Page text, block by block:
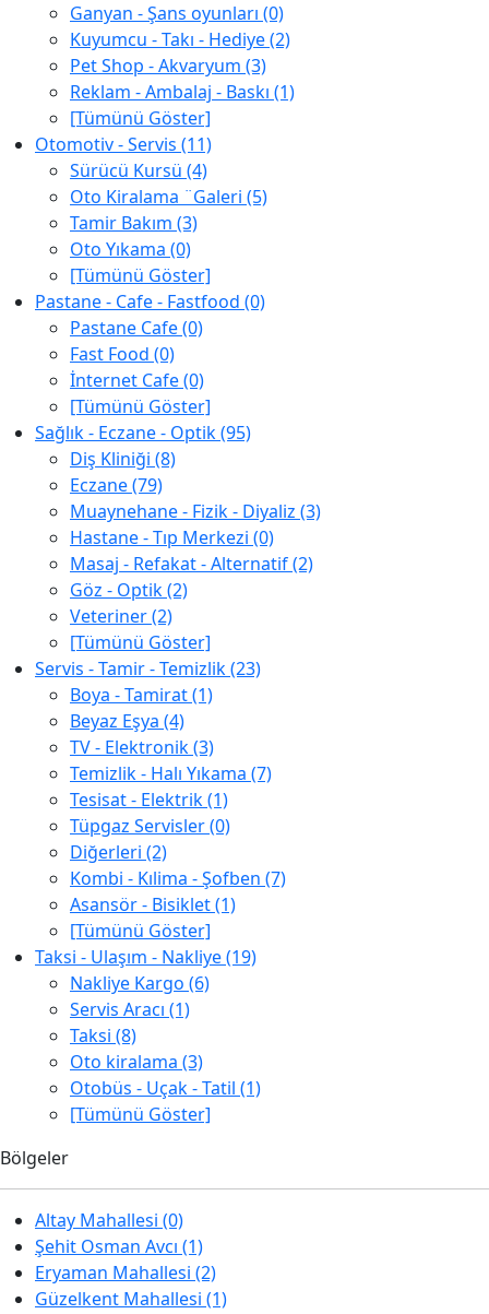
Ganyan - Şans oyunları (0)
Kuyumcu - Takı - Hediye (2)
Pet Shop - Akvaryum (3)
Reklam - Ambalaj - Baskı (1)
[Tümünü Göster]
Otomotiv - Servis (11)
Sürücü Kursü (4)
Oto Kiralama ¨Galeri (5)
Tamir Bakım (3)
Oto Yıkama (0)
[Tümünü Göster]
Pastane - Cafe - Fastfood (0)
Pastane Cafe (0)
Fast Food (0)
İnternet Cafe (0)
[Tümünü Göster]
Sağlık - Eczane - Optik (95)
Diş Kliniği (8)
Eczane (79)
Muaynehane - Fizik - Diyaliz (3)
Hastane - Tıp Merkezi (0)
Masaj - Refakat - Alternatif (2)
Göz - Optik (2)
Veteriner (2)
[Tümünü Göster]
Servis - Tamir - Temizlik (23)
Boya - Tamirat (1)
Beyaz Eşya (4)
TV - Elektronik (3)
Temizlik - Halı Yıkama (7)
Tesisat - Elektrik (1)
Tüpgaz Servisler (0)
Diğerleri (2)
Kombi - Kılima - Şofben (7)
Asansör - Bisiklet (1)
[Tümünü Göster]
Taksi - Ulaşım - Nakliye (19)
Nakliye Kargo (6)
Servis Aracı (1)
Taksi (8)
Oto kiralama (3)
Otobüs - Uçak - Tatil (1)
[Tümünü Göster]
Bölgeler
Altay Mahallesi (0)
Şehit Osman Avcı (1)
Eryaman Mahallesi (2)
Güzelkent Mahallesi (1)